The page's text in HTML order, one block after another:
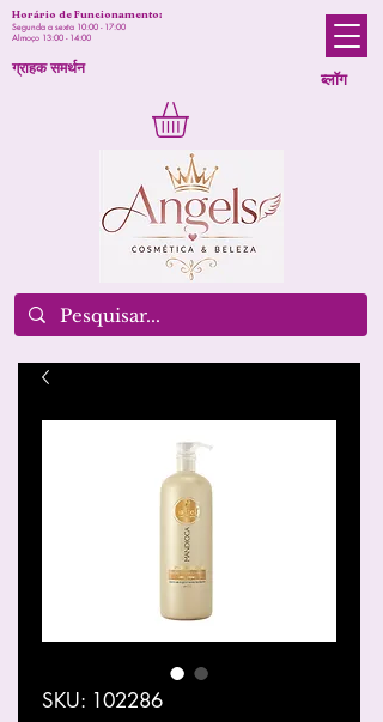
ब्लॉग
Horário de Funcionamento:
Segunda a sexta 10:00 - 17:00
Almoço 13:00 - 14:00
ग्राहक समर्थन
SKU: 102286